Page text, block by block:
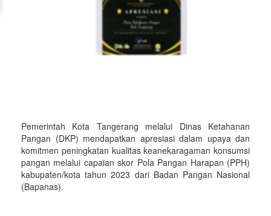
Pemerintah Kota Tangerang melalui Dinas Ketahanan
Pangan (DKP) mendapatkan apresiasi dalam upaya dan
komitmen peningkatan kualitas keanekaragaman konsumsi
pangan melalui capaian skor Pola Pangan Harapan (PPH)
kabupaten/kota tahun 2023 dari Badan Pangan Nasional
(Bapanas).